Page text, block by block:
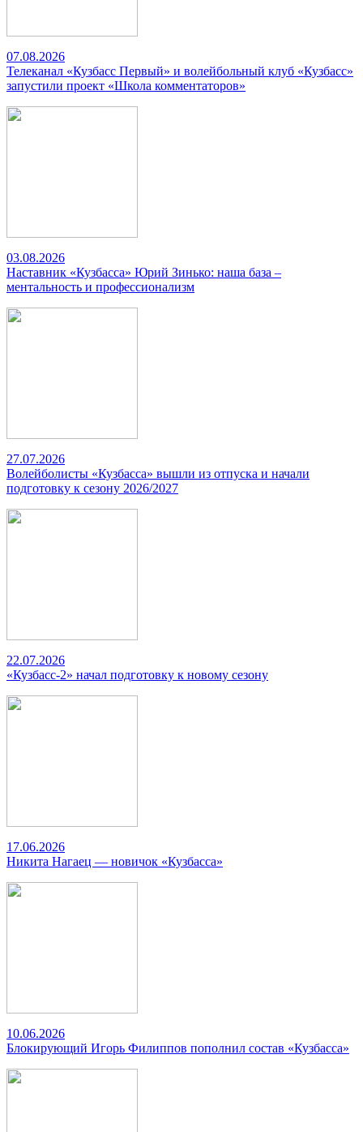
07.08.2026
Телеканал «Кузбасс Первый» и волейбольный клуб «Кузбасс»
запустили проект «Школа комментаторов»
03.08.2026
Наставник «Кузбасса» Юрий Зинько: наша база –
ментальность и профессионализм
27.07.2026
Волейболисты «Кузбасса» вышли из отпуска и начали
подготовку к сезону 2026/2027
22.07.2026
«Кузбасс-2» начал подготовку к новому сезону
17.06.2026
Никита Нагаец — новичок «Кузбасса»
10.06.2026
Блокирующий Игорь Филиппов пополнил состав «Кузбасса»